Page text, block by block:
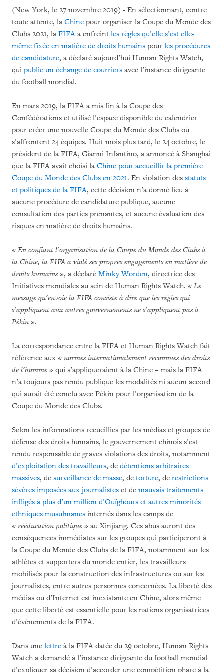
(New York, le 27 novembre 2019) - En sélectionnant, contre
toute attente, la Chine pour organiser la Coupe du Monde des
Clubs 2021, la FIFA a enfreint les règles qu’elle s’est elle-
même fixée en matière de droits humains pour les procédures
de candidature, a déclaré aujourd’hui Human Rights Watch,
qui publie un échange de courriers avec l’instance dirigeante
du football mondial.
En mars 2019, la FIFA a mis fin à la Coupe des
Confédérations et utilisé l’espace disponible du calendrier
pour créer une nouvelle Coupe du Monde des Clubs où
s’affrontent 24 équipes. Huit mois plus tard, le 24 octobre, le
président de la FIFA, Gianni Infantino, a annoncé à Shanghai
que la FIFA avait choisi la Chine pour accueillir la première
Coupe du Monde des Clubs en 2021. En violation des statuts
et politiques de la FIFA, cette décision n’a donné lieu à
aucune procédure de candidature publique, aucune
consultation des parties prenantes, et aucune évaluation des
risques en matière de droits humains.
« En confiant l’organisation de la Coupe du Monde des Clubs à
la Chine, la FIFA a violé ses propres engagements en matière de
droits humains », a déclaré Minky Worden, directrice des
Initiatives mondiales au sein de Human Rights Watch. « Le
message qu’envoie la FIFA consiste à dire que les règles qui
s’appliquent aux autres gouvernements ne s’appliquent pas à
Pékin ».
La correspondance entre la FIFA et Human Rights Watch fait
référence aux « normes internationalement reconnues des droits
de l’homme » qui s’appliqueraient à la Chine – mais la FIFA
n’a toujours pas rendu publique les modalités ni aucun accord
qui aurait été conclu avec Pékin pour l’organisation de la
Coupe du Monde des Clubs.
Selon les informations recueillies par les médias et groupes de
défense des droits humains, le gouvernement chinois s’est
rendu responsable de graves violations des droits, notamment
d’exploitation des travailleurs, de détentions arbitraires
massives, de surveillance de masse, de torture, de restrictions
sévères imposées aux journalistes et de mauvais traitements
infligés à plus d’un million d’Ouïghours et autres minorités
ethniques musulmanes internés dans les camps de
« rééducation politique » au Xinjiang. Ces abus auront des
conséquences immédiates sur les groupes qui participeront à
la Coupe du Monde des Clubs de la FIFA, notamment sur les
athlètes et supporters du monde entier, les travailleurs
mobilisés pour la construction des infrastructures ou sur les
journalistes, entre autres personnes concernées. La liberté des
médias ou d’Internet est inexistante en Chine, alors même
que cette liberté est essentielle pour les nations organisatrices
d’événements de la FIFA.
Dans une lettre à la FIFA datée du 29 octobre, Human Rights
Watch a demandé à l’instance dirigeante du football mondial